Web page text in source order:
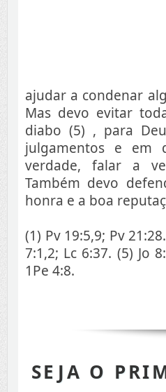
ajudar a condenar
Mas devo evitar
diabo (5) , para
julgamentos e em
verdade, falar a
Também devo
honra e a boa
(1) Pv 19:5,9; Pv
7:1,2; Lc 6:37. (5) Jo
1Pe 4:8.
SEJA O